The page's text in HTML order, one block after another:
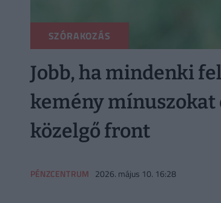
SZÓRAKOZÁS
Jobb, ha mindenki
kemény mínuszokat
közelgő front
PÉNZCENTRUM 2026. május 10. 16:28